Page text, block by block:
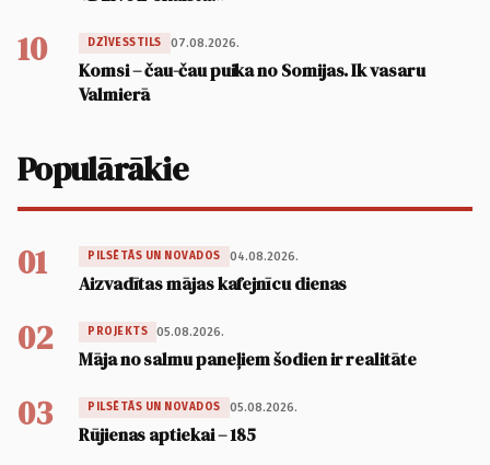
10 DZĪVESSTILS 07.08.2026.
Komsi – čau-čau puika no Somijas. Ik vasaru
Valmierā
Populārākie
01 PILSĒTĀS UN NOVADOS 04.08.2026.
Aizvadītas mājas kafejnīcu dienas
02 PROJEKTS 05.08.2026.
Māja no salmu paneļiem šodien ir realitāte
03 PILSĒTĀS UN NOVADOS 05.08.2026.
Rūjienas aptiekai – 185